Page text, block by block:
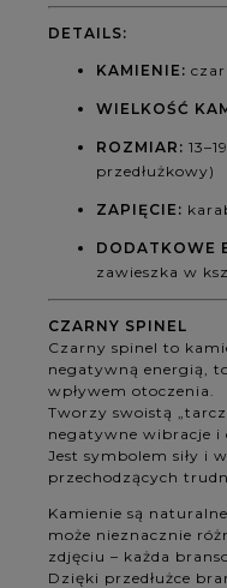
DETAILS:
KAMIENIE:
WIELKOŚĆ
ROZMIAR:
przedłużkowy)
ZAPIĘCIE:
DODATKOWE
zawieszka w
CZARNY SPINEL
Czarny spinel to
negatywną energią,
wpływem otoczenia.
Tworzy swoistą
negatywne wibracje i
Jest symbolem siły i
przechodzących
Kamienie są
może nieznacznie
zdjęciu – każda
Dzięki przedłużce